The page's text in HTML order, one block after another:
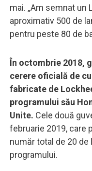
mai. „Am semnat un
aproximativ 500 de
pentru peste 80 de
În octombrie 2018,
cerere oficială de
fabricate de
programului său
Unite. Cele două
februarie 2019, care
număr total de 20 de
programului.